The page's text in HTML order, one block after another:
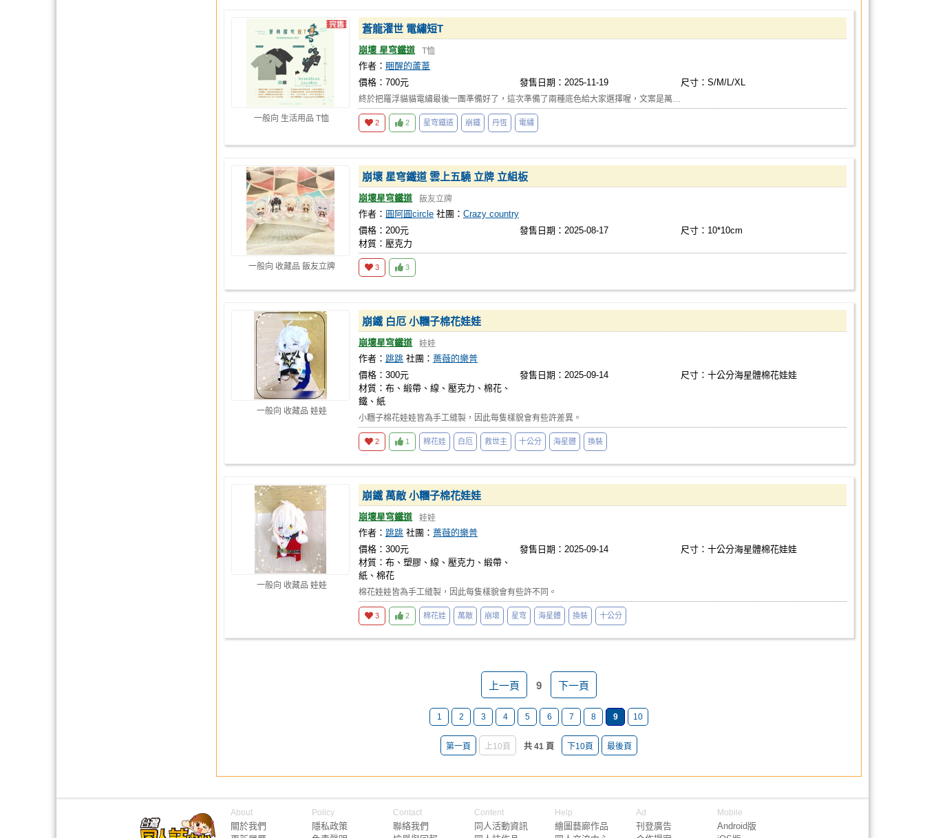
一般向 生活用品 T恤
蒼龍濯世 電繡短T
崩壞 星穹鐵道 T恤
作者： 睏醒的蘆葦
價格：700元
發售日期：2025-11-19 尺寸：S/M/L/XL
終於把羅浮貓貓電繡最後一團準備好了，這次準備了兩種底色給大家選擇喔，文案是萬…
2 2 星穹鐵道 崩鐵 丹恆 電繡
一般向 收藏品 飯友立牌
崩壞 星穹鐵道 雲上五驍 立牌 立組板
崩壞星穹鐵道 飯友立牌
作者： 圓阿圓circle 社團： Crazy country
價格：200元
發售日期：2025-08-17
尺寸：10*10cm
材質：壓克力
3 3
一般向 收藏品 娃娃
崩鐵 白厄 小糰子棉花娃娃
崩壞星穹鐵道 娃娃
作者： 跳跳 社團： 薔薇的樂普
價格：300元
發售日期：2025-09-14
尺寸：十公分海星體棉花娃娃
材質：布、緞帶、線、壓克力、棉花、
鐵、紙
小糰子棉花娃娃皆為手工縫製，因此每隻樣貌會有些許差異。
2 1 棉花娃 白厄 救世主 十公分 海星體 換裝
一般向 收藏品 娃娃
崩鐵 萬敵 小糰子棉花娃娃
崩壞星穹鐵道 娃娃
作者： 跳跳 社團： 薔薇的樂普
價格：300元
發售日期：2025-09-14
尺寸：十公分海星體棉花娃娃
材質：布、塑膠、線、壓克力、緞帶、
紙、棉花
棉花娃娃皆為手工縫製，因此每隻樣貌會有些許不同。
3 2 棉花娃 萬敵 崩壞 星穹 海星體 換裝 十公分
上一頁 9 下一頁
1 2 3 4 5 6 7 8 9 10
第一頁 上10頁 共 41 頁 下10頁 最後頁
About
關於我們
Policy
隱私政策
Contact
聯絡我們
Content
同人活動資訊
Help
繪圖藝廊作品
Ad
刊登廣告
Mobile
Android版